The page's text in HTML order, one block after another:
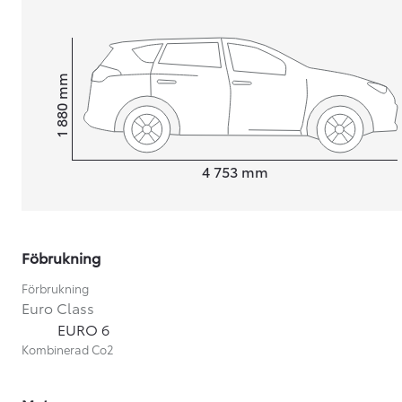
Från 599 900 kr
4 753 mm
Height1 880
mm
Föbrukning
Förbrukning
Euro Class
EURO 6
Kombinerad Co2